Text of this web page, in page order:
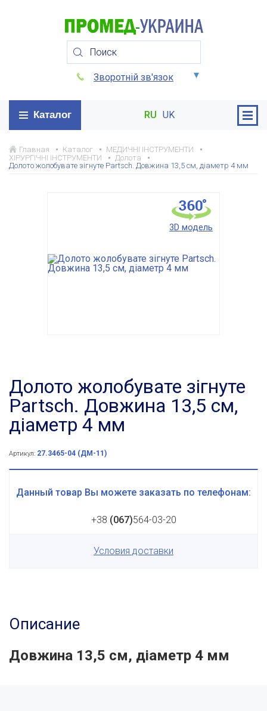
Зворотній зв'язок
Каталог RU UK
Главная Каталог
МЕДИЧНІ ІНСТРУМЕНТИ
ХІРУРГІЧНІ ІНСТРУМЕНТИ
Долота
Долото жолобувате зігнуте Partsch. Довжина 13,5 см, діаметр 4 мм
3D модель
Долото жолобувате зігнуте
Partsch. Довжина 13,5 см,
діаметр 4 мм
Артикул: 27.3465-04 (ДМ-11)
Данный товар Вы можете заказать по телефонам:
+38 (067)564-03-20
Условия доставки
Описание
Довжина 13,5 см, діаметр 4 мм